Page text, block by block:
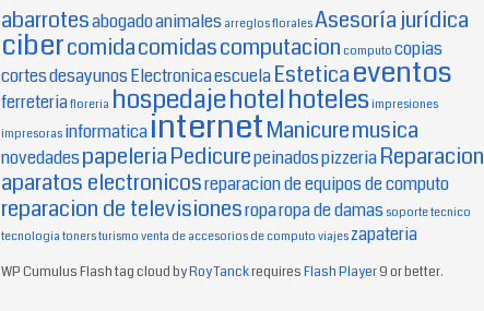
abarrotesabogadoanimales arreglos floralesAsesoría jurídica
cibercomidacomidascomputacion computo copias
cortesdesayunosElectronicaescuelaEsteticaeventos
ferreteriafloreria hospedajehotelhotelesimpresiones
impresoras informaticainternetManicuremusica
novedadespapeleriaPedicurepeinadospizzeriaReparacion
aparatos electronicosreparacion de equipos de computo
reparacion de televisionesroparopa de damas soporte tecnico
tecnologia tonersturismo venta de accesorios de computo viajeszapateria
WP Cumulus Flash tag cloud byRoy TanckrequiresFlash Player9 or better.